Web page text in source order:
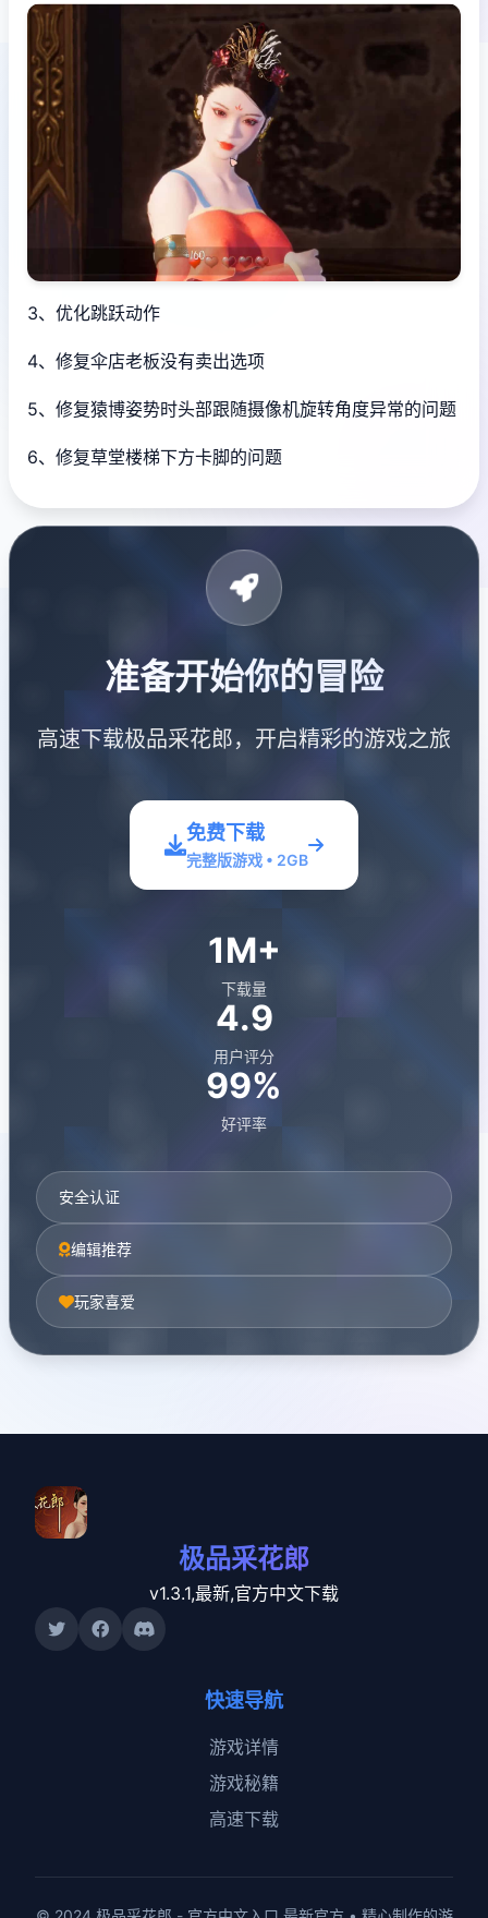
3、优化跳跃动作
4、修复伞店老板没有卖出选项
5、修复猿博姿势时头部跟随摄像机旋转角度异常的问题
6、修复草堂楼梯下方卡脚的问题
准备开始你的冒险
高速下载极品采花郎，开启精彩的游戏之旅
免费下载
完整版游戏 • 2GB
1M+
下载量
4.9
用户评分
99%
好评率
安全认证
编辑推荐
玩家喜爱
极品采花郎
v1.3.1,最新,官方中文下载
快速导航
游戏详情
游戏秘籍
高速下载